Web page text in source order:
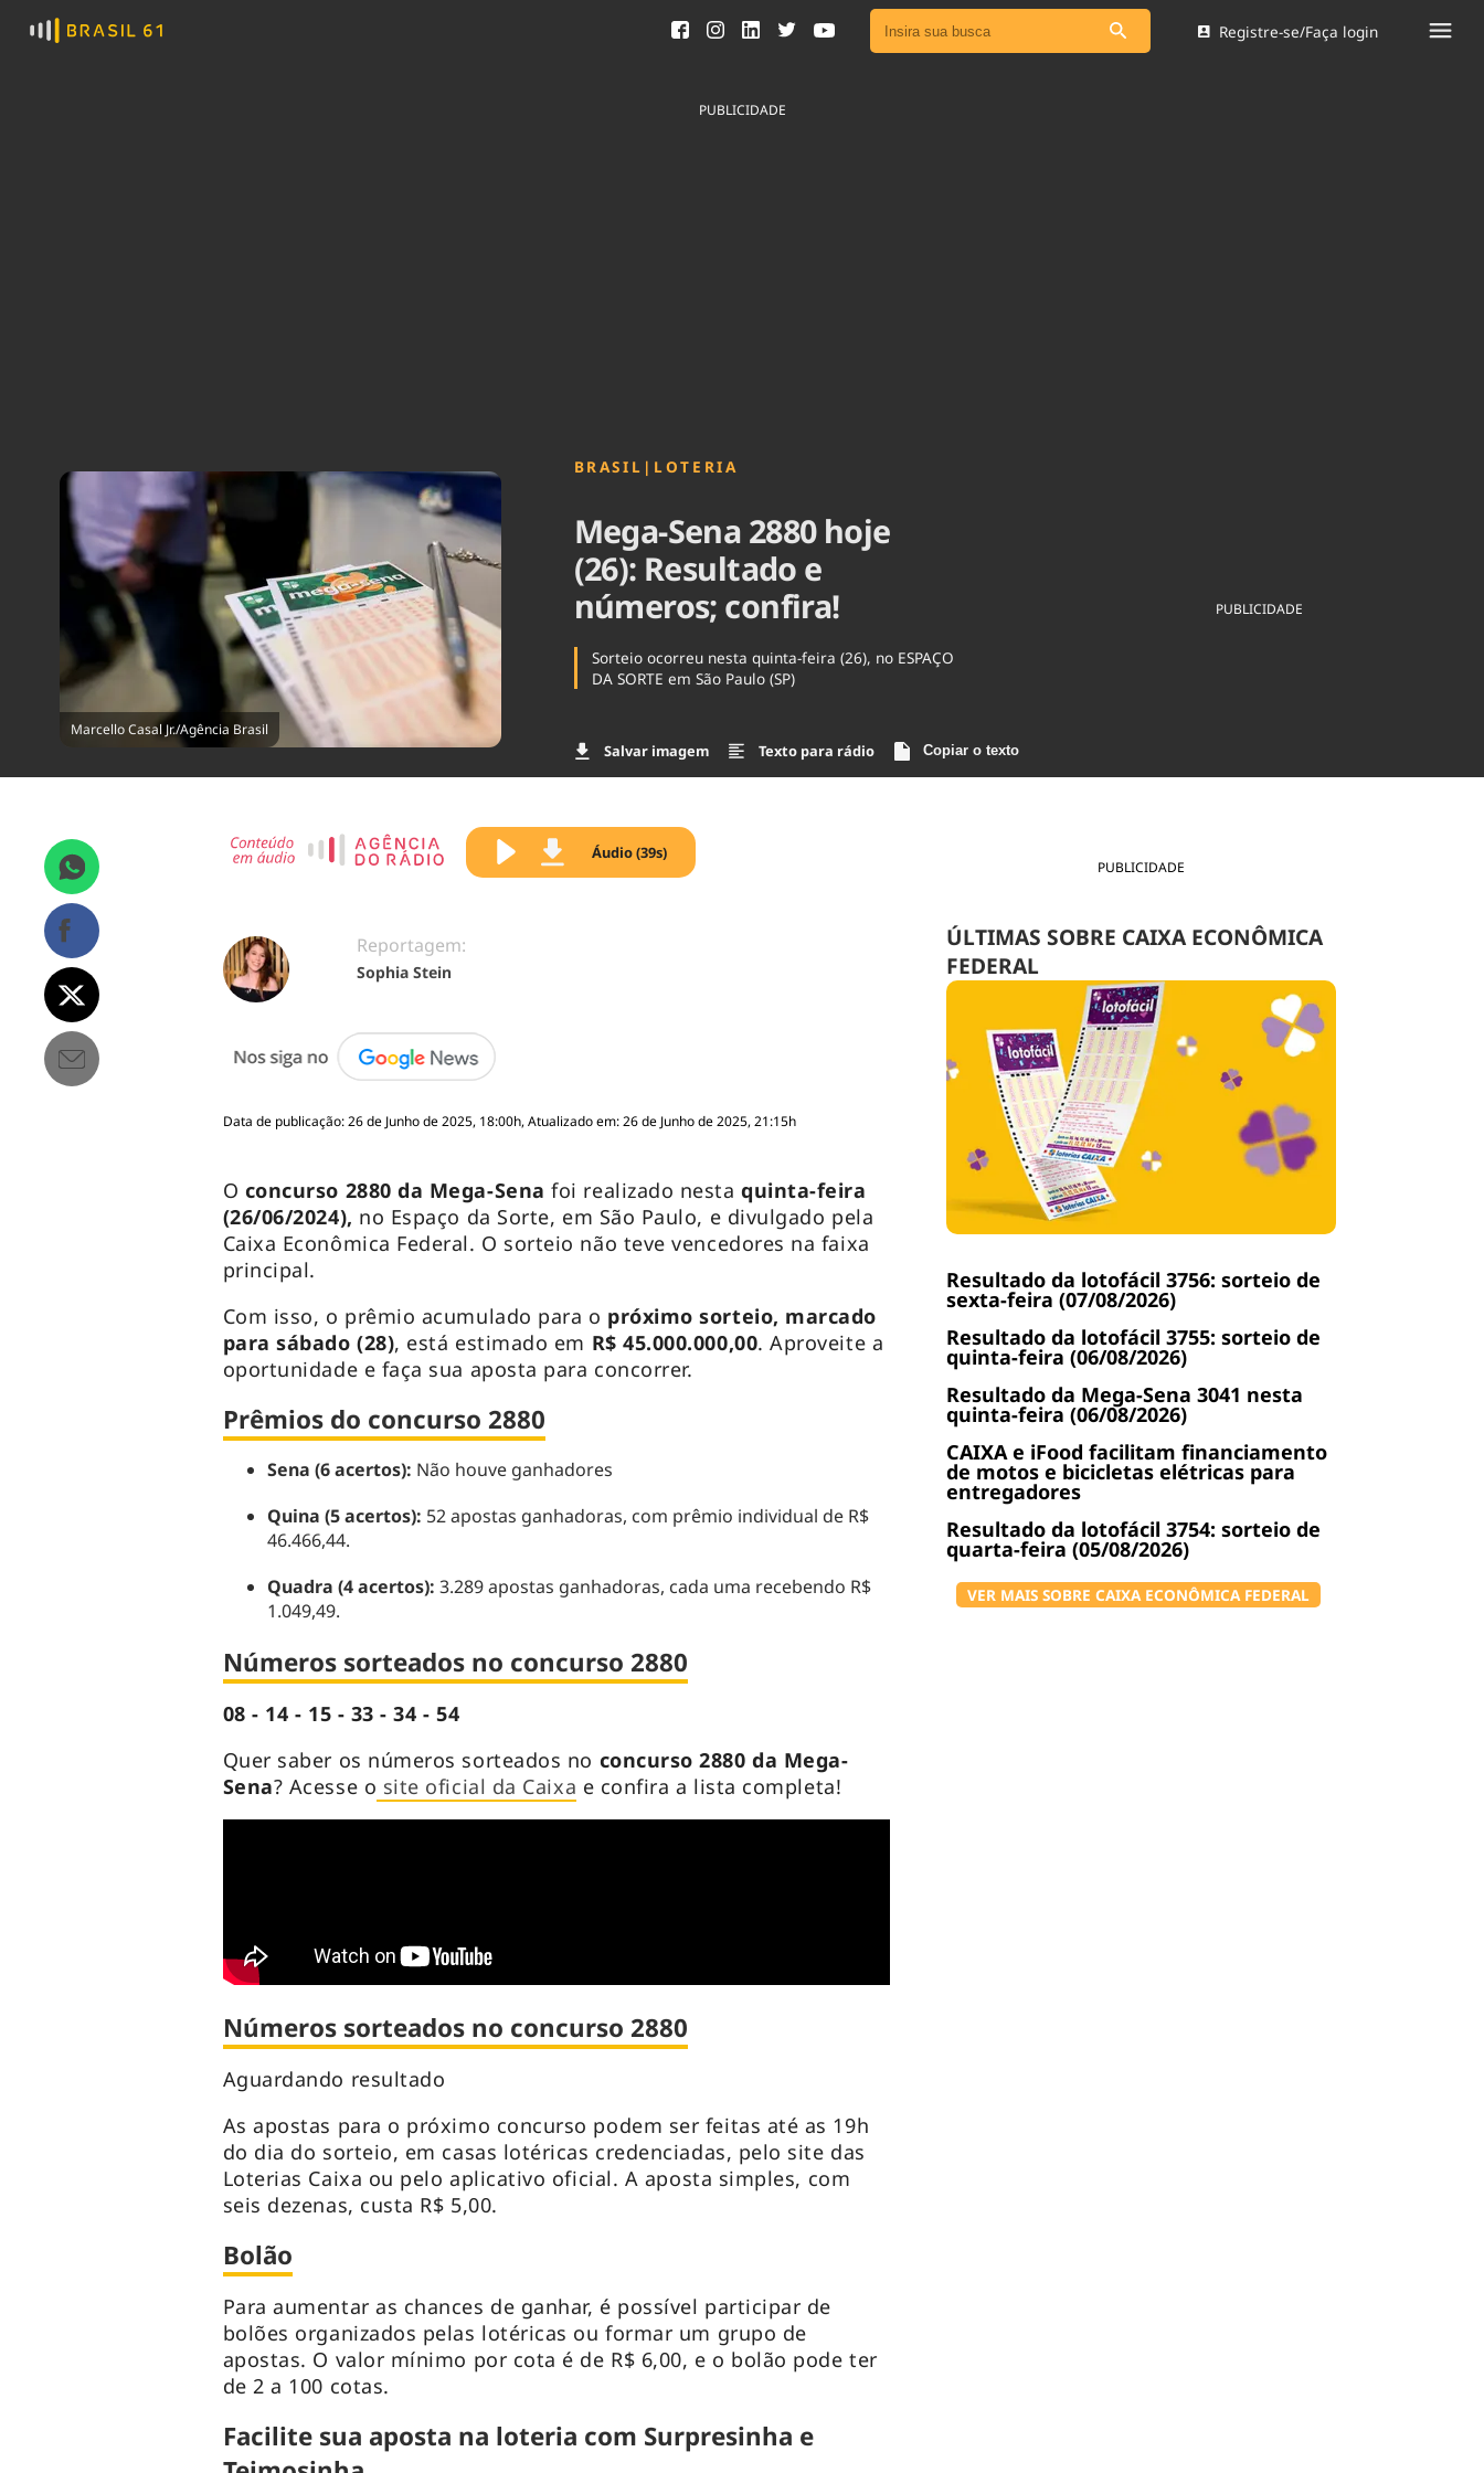
Ver todas as notícias
Registre-se/Faça login
PUBLICIDADE
Marcello Casal Jr./Agência Brasil
BRASIL | LOTERIA
Mega-Sena 2880 hoje
(26): Resultado e
números; confira!
Sorteio ocorreu nesta quinta-feira (26), no ESPAÇO
DA SORTE em São Paulo (SP)
Salvar imagem Texto para rádio Copiar o texto
PUBLICIDADE
PUBLICIDADE
ÚLTIMAS SOBRE CAIXA ECONÔMICA
FEDERAL
Resultado da lotofácil 3756: sorteio de
sexta-feira (07/08/2026)
Resultado da lotofácil 3755: sorteio de
quinta-feira (06/08/2026)
Resultado da Mega-Sena 3041 nesta
quinta-feira (06/08/2026)
CAIXA e iFood facilitam financiamento
de motos e bicicletas elétricas para
entregadores
Resultado da lotofácil 3754: sorteio de
quarta-feira (05/08/2026)
VER MAIS SOBRE CAIXA ECONÔMICA FEDERAL
Áudio (39s)
Reportagem:
Sophia Stein
Data de publicação: 26 de Junho de 2025, 18:00h, Atualizado em: 26 de Junho de 2025, 21:15h
O concurso 2880 da Mega-Sena foi realizado nestaquinta-feira
(26/06/2024), no Espaço da Sorte, em São Paulo, e divulgado pela
Caixa Econômica Federal. O sorteio não teve vencedores na faixa
principal.
Com isso, o prêmio acumulado para o próximo sorteio, marcado
para sábado (28), está estimado em R$ 45.000.000,00. Aproveite a
oportunidade e faça sua aposta para concorrer.
Prêmios do concurso 2880
Sena (6 acertos): Não houve ganhadores
Quina (5 acertos): 52 apostas ganhadoras, com prêmio individual de R$
46.466,44.
Quadra (4 acertos): 3.289 apostas ganhadoras, cada uma recebendo R$
1.049,49.
Números sorteados no concurso 2880
08 - 14 - 15 - 33 - 34 - 54
Quer saber os números sorteados no concurso 2880 da Mega-
Sena? Acesse o site oficial da Caixa e confira a lista completa!
Números sorteados no concurso 2880
Aguardando resultado
As apostas para o próximo concurso podem ser feitas até as 19h
do dia do sorteio, em casas lotéricas credenciadas, pelo site das
Loterias Caixa ou pelo aplicativo oficial. A aposta simples, com
seis dezenas, custa R$ 5,00.
Bolão
Para aumentar as chances de ganhar, é possível participar de
bolões organizados pelas lotéricas ou formar um grupo de
apostas. O valor mínimo por cota é de R$ 6,00, e o bolão pode ter
de 2 a 100 cotas.
Facilite sua aposta na loteria com Surpresinha e